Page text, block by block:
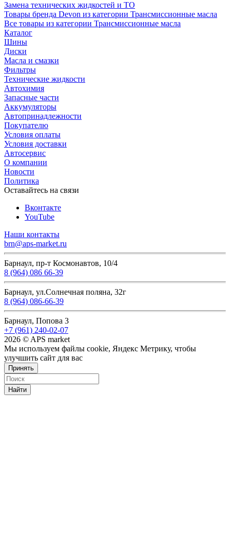
Замена технических жидкостей и ТО
Товары бренда Devon из категории Трансмиссионные масла
Все товары из категории Трансмиссионные масла
Каталог
Шины
Диски
Масла и смазки
Фильтры
Технические жидкости
Автохимия
Запасные части
Аккумуляторы
Автопринадлежности
Покупателю
Условия оплаты
Условия доставки
Автосервис
О компании
Новости
Политика
Оставайтесь на связи
Вконтакте
YouTube
Наши контакты
brn@aps-market.ru
Барнаул, пр-т Космонавтов, 10/4
8 (964) 086 66-39
Барнаул, ул.Солнечная поляна, 32г
8 (964) 086-66-39
Барнаул, Попова 3
+7 (961) 240-02-07
2026 © APS market
Мы используем файлы cookie, Яндекс Метрику, чтобы
улучшить сайт для вас
Принять
Найти